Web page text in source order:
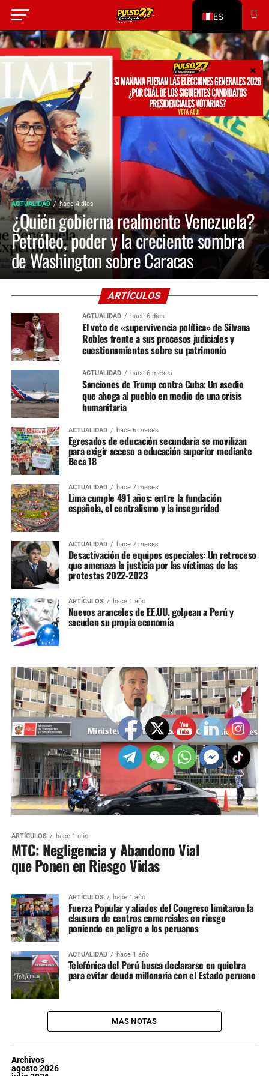
ACTUALIDAD hace 4 días
¿Quién gobierna realmente Venezuela?
Petróleo, poder y la creciente sombra
de Washington sobre Caracas
ARTÍCULOS
ACTUALIDAD hace 6 días
El voto de «supervivencia política» de Silvana
Robles frente a sus procesos judiciales y
cuestionamientos sobre su patrimonio
ACTUALIDAD hace 6 meses
Sanciones de Trump contra Cuba: Un asedio
que ahoga al pueblo en medio de una crisis
humanitaria
ACTUALIDAD hace 6 meses
Egresados de educación secundaria se movilizan
para exigir acceso a educación superior mediante
Beca 18
ACTUALIDAD hace 7 meses
Lima cumple 491 años: entre la fundación
española, el centralismo y la inseguridad
ACTUALIDAD hace 7 meses
Desactivación de equipos especiales: Un retroceso
que amenaza la justicia por las víctimas de las
protestas 2022-2023
ARTÍCULOS hace 1 año
Nuevos aranceles de EE.UU. golpean a Perú y
sacuden su propia economía
ARTÍCULOS hace 1 año
MTC: Negligencia y Abandono Vial
que Ponen en Riesgo Vidas
ARTÍCULOS hace 1 año
Fuerza Popular y aliados del Congreso limitaron la
clausura de centros comerciales en riesgo
poniendo en peligro a los peruanos
ACTUALIDAD hace 1 año
Telefónica del Perú busca declararse en quiebra
para evitar deuda millonaria con el Estado peruano
MAS NOTAS
Archivos
agosto 2026
ES
EN